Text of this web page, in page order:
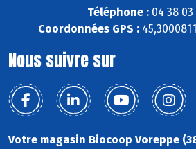
Téléphone : 04 38 03
Coordonnées GPS :
Nous suivre sur
Votre magasin Biocoop Voreppe